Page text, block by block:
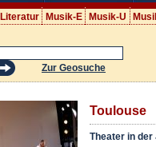
Literatur Musik-E Musik-U
Zur Geosuche
Toulouse
Theater in